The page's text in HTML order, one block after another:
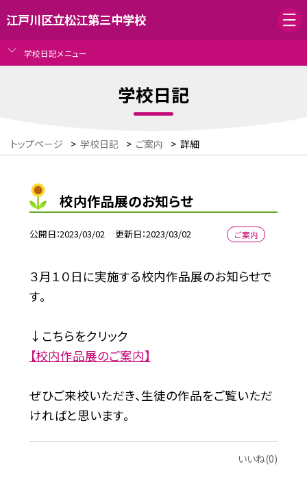
江戸川区立松江第三中学校
学校日記メニュー
学校日記
トップページ > 学校日記 > ご案内 > 詳細
校内作品展のお知らせ
公開日 2023/03/02 更新日 2023/03/02 ご案内
３月１０日に実施する校内作品展のお知らせで
す。
↓こちらをクリック
【校内作品展のご案内】
ぜひご来校いただき、生徒の作品をご覧いただ
ければと思います。
いいね(0)